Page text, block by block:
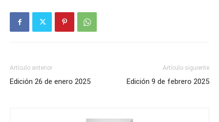
Artículo anterior
Edición 26 de enero 2025
Artículo siguiente
Edición 9 de febrero 2025